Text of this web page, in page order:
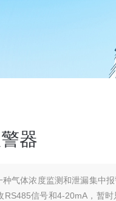
器
气体浓度监测和泄漏集中
信号和4-20mA，暂